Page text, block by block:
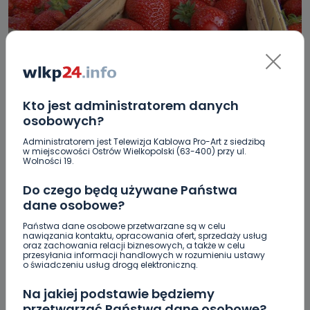
Kto jest administratorem danych
osobowych?
Administratorem jest Telewizja Kablowa Pro-Art z siedzibą
w miejscowości Ostrów Wielkopolski (63-400) przy ul.
Wolności 19.
Do czego będą używane Państwa
dane osobowe?
Państwa dane osobowe przetwarzane są w celu
nawiązania kontaktu, opracowania ofert, sprzedaży usług
oraz zachowania relacji biznesowych, a także w celu
przesyłania informacji handlowych w rozumieniu ustawy
o świadczeniu usług drogą elektroniczną.
Na jakiej podstawie będziemy
REGION WIADOMOŚCI
Wysokie ceny truskawek. Jak długo jeszcze?
31.05.2017 07:30
Archiwum wlkp24.info